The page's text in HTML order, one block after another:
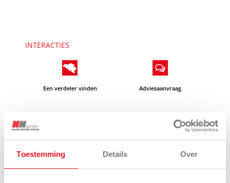
Toestemming Details Over
INTERACTIES
Een verdeler vinden Adviesaanvraag